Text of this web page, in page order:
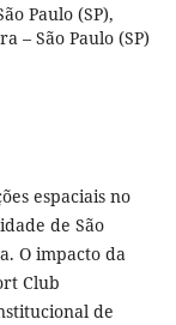
Paulo (SP),
– São Paulo (SP)
espaciais no
de São
O impacto da
Club
de